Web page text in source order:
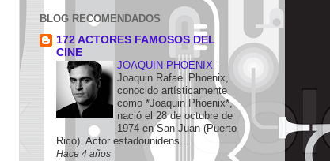
BLOG RECOMENDADOS
172 ACTORES FAMOSOS DEL
CINE
JOAQUIN PHOENIX -
Joaquin Rafael Phoenix,
conocido artísticamente
como *Joaquin Phoenix*,
nació el 28 de octubre de
1974 en San Juan (Puerto
Rico). Actor estadounidens...
Hace 4 años